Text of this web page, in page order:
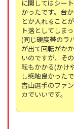
に関してはシー
かったです。台
とか入れること
ト落としてしま
(同じ硬度帯のラ
が出て回転がか
いのですが、そ
転もかかる(かけ
し感触良かったで
吉山選手のファ
カでいいです。